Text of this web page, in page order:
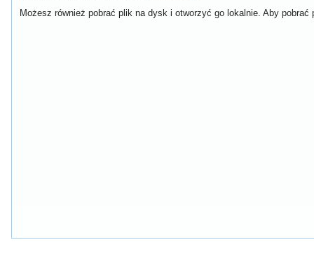
Możesz również pobrać plik na dysk i otworzyć go lokalnie. Aby